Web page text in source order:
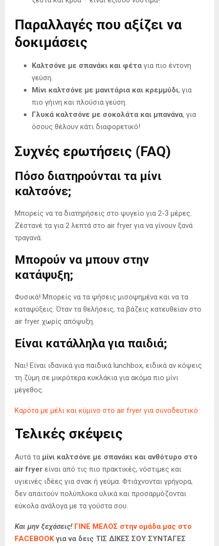
Παραλλαγές που αξίζει να
δοκιμάσεις
Καλτσόνε με σπανάκι και φέτα για πιο έντονη
γεύση.
Μίνι καλτσόνε με μανιτάρια και κρεμμύδι, για
πιο γήινη και πλούσια γεύση.
Γλυκά καλτσόνε με σοκολάτα και μπανάνα, για
όσους θέλουν κάτι διαφορετικό!
Συχνές ερωτήσεις (FAQ)
Πόσο διατηρούνται τα μίνι
καλτσόνε;
Μπορείς να τα διατηρήσεις στο ψυγείο για 2-3 μέρες.
Ζέστανέ τα για 2 λεπτά στο air fryer για να γίνουν ξανά
τραγανά.
Μπορούν να μπουν στην
κατάψυξη;
Φυσικά! Μπορείς να τα ψήσεις μισοψημένα και να τα
καταψύξεις. Όταν τα θελήσεις, τα βάζεις κατευθείαν στο
air fryer χωρίς απόψυξη.
Είναι κατάλληλα για παιδιά;
Ναι! Είναι ιδανικά για παιδικά lunchbox, ειδικά αν κόψεις
τη ζύμη σε μικρότερα κυκλάκια για ακόμα πιο μίνι
μέγεθος.
Καρότα με μέλι και κύμινο στο air fryer για συνοδευτικό
Τελικές σκέψεις
Αυτά τα μίνι καλτσόνε με σπανάκι και ανθότυρο στο
air fryer είναι από τις πιο πρακτικές, νόστιμες και
υγιεινές ιδέες για σνακ ή γεύμα. Φτιάχνονται γρήγορα,
δεν απαιτούν πολύπλοκα υλικά και προσαρμόζονται
εύκολα ανάλογα με τα γούστα σου.
Και μην ξεχάσεις! ΓΙΝΕ ΜΕΛΟΣ στην ομάδα μας στο
FACEBOOKγια να δεις ΤΙΣ ΔΙΚΕΣ ΣΟΥ ΣΥΝΤΑΓΕΣ